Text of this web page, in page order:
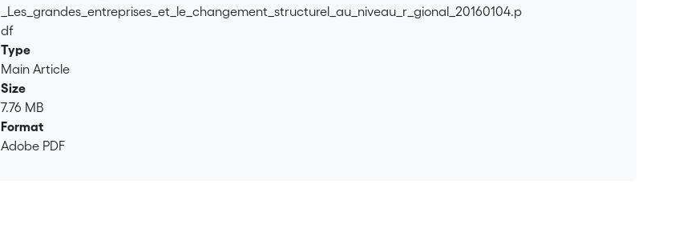
_Les_grandes_entreprises_et_le_changement_structurel_au_niveau_r_gional_20160104.p
df
Type
Main Article
Size
7.76 MB
Format
Adobe PDF